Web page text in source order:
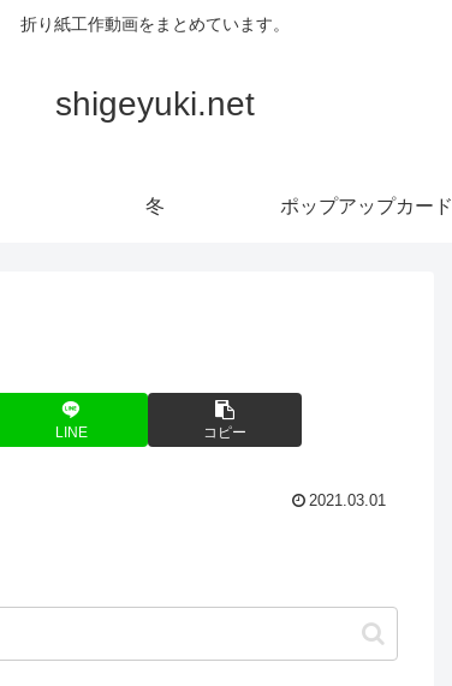
折り紙工作動画をまとめています。
shigeyuki.net
冬 ポップアップカード
LINE コピー
2021.03.01